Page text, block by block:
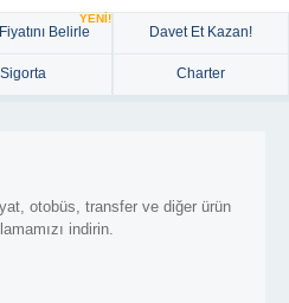
Belirle
YENİ!
Davet Et Kazan!
Sigorta Charter
otobüs, transfer ve diğer ürün
indirin.